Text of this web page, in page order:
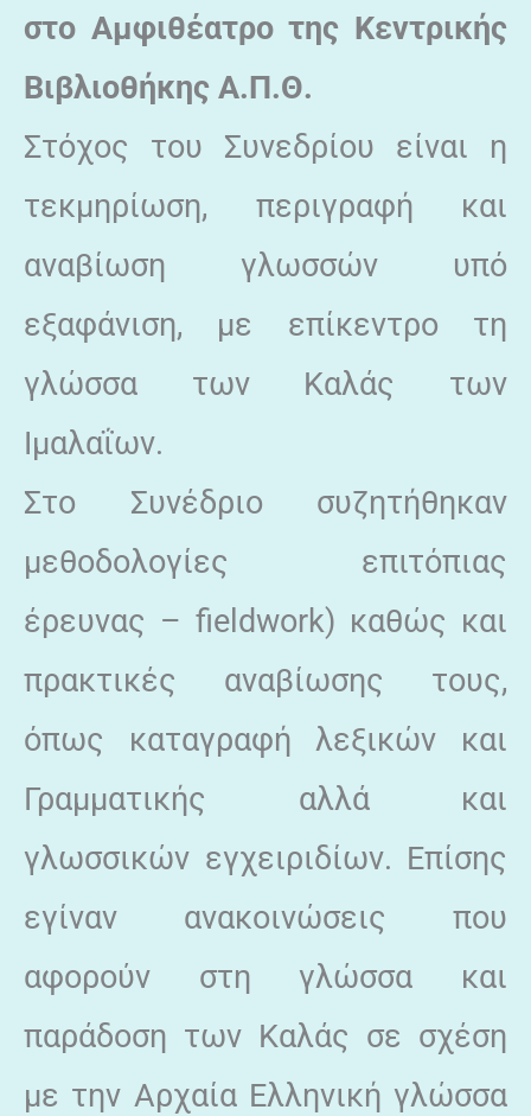
στο Αμφιθέατρο της Κεντρικής
Βιβλιοθήκης Α.Π.Θ.
Στόχος του Συνεδρίου είναι η
τεκμηρίωση, περιγραφή και
αναβίωση γλωσσών υπό
εξαφάνιση, με επίκεντρο τη
γλώσσα των Καλάς των
Ιμαλαΐων.
Στο Συνέδριο συζητήθηκαν
μεθοδολογίες επιτόπιας
έρευνας – fieldwork) καθώς και
πρακτικές αναβίωσης τους,
όπως καταγραφή λεξικών και
Γραμματικής αλλά και
γλωσσικών εγχειριδίων. Επίσης
εγίναν ανακοινώσεις που
αφορούν στη γλώσσα και
παράδοση των Καλάς σε σχέση
με την Αρχαία Ελληνική γλώσσα